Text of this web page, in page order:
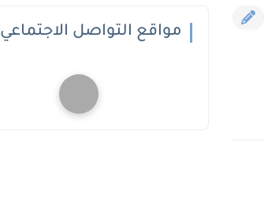
مواقع التواصل الاجتماعي